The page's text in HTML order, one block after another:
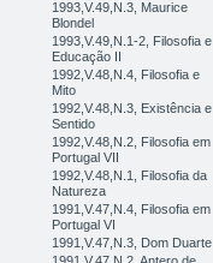
1993,V.49,N.3, Maurice
Blondel
1993,V.49,N.1-2, Filosofia e
Educação II
1992,V.48,N.4, Filosofia e
Mito
1992,V.48,N.3, Existência e
Sentido
1992,V.48,N.2, Filosofia em
Portugal VII
1992,V.48,N.1, Filosofia da
Natureza
1991,V.47,N.4, Filosofia em
Portugal VI
1991,V.47,N.3, Dom Duarte